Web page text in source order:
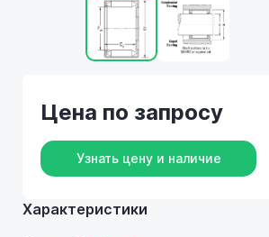
Характеристики
Цена по запросу
Узнать цену и наличие